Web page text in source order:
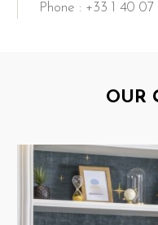
Phone : +33 1 40 07
OUR